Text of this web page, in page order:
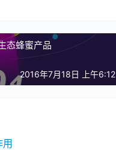
态蜂蜜产品
2016年7月18日 上午6:12